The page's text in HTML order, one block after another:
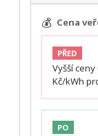
💰 Cena
PŘED
Vyšší
Kč/kWh
PO